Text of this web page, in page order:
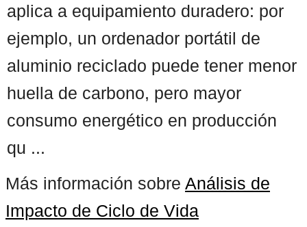
aplica a equipamiento duradero: por
ejemplo, un ordenador portátil de
aluminio reciclado puede tener menor
huella de carbono, pero mayor
consumo energético en producción
qu ...
Más información sobre Análisis de
Impacto de Ciclo de Vida